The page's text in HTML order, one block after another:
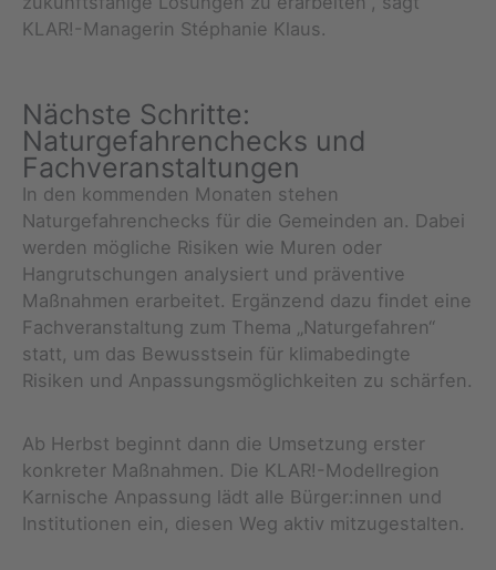
KLAR!-Managerin Stéphanie Klaus.
Nächste Schritte:
Naturgefahrenchecks und
Fachveranstaltungen
In den kommenden Monaten stehen
Naturgefahrenchecks für die Gemeinden an. Dabei
werden mögliche Risiken wie Muren oder
Hangrutschungen analysiert und präventive
Maßnahmen erarbeitet. Ergänzend dazu findet eine
Fachveranstaltung zum Thema „Naturgefahren“
statt, um das Bewusstsein für klimabedingte
Risiken und Anpassungsmöglichkeiten zu schärfen.
Ab Herbst beginnt dann die Umsetzung erster
konkreter Maßnahmen. Die KLAR!-Modellregion
Karnische Anpassung lädt alle Bürger:innen und
Institutionen ein, diesen Weg aktiv mitzugestalten.